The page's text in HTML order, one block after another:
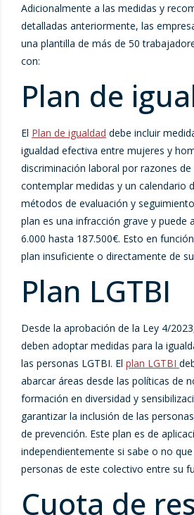
Adicionalmente a las medidas y
detalladas anteriormente, las
una plantilla de más de 50
con:
Plan de
El Plan de igualdad debe incluir
igualdad efectiva entre mujeres y
discriminación laboral por razones de
contemplar medidas y un calendario
métodos de evaluación y
plan es una infracción grave y puede
6.000 hasta 187.500€. Esto en
plan insuficiente o directamente de
Plan LGTBI
Desde la aprobación de la Ley 4/
deben adoptar medidas para la
las personas LGTBI. El plan LGTBI
abarcar áreas desde las políticas de
formación en diversidad y
garantizar la inclusión de las
de prevención. Este plan es de
independientemente si sabe o no
personas de este colectivo entre su
Cuota de